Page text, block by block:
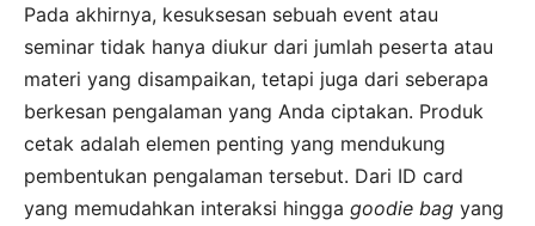
Pada akhirnya, kesuksesan sebuah event atau
seminar tidak hanya diukur dari jumlah peserta atau
materi yang disampaikan, tetapi juga dari seberapa
berkesan pengalaman yang Anda ciptakan. Produk
cetak adalah elemen penting yang mendukung
pembentukan pengalaman tersebut. Dari ID card
yang memudahkan interaksi hingga goodie bag yang